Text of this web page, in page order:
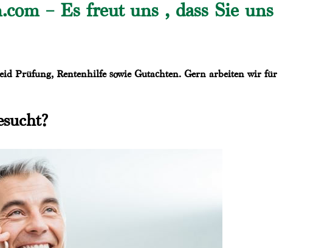
– Es freut uns , dass Sie uns
Prüfung, Rentenhilfe sowie Gutachten. Gern arbeiten wir für